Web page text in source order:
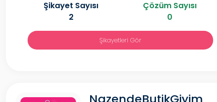
Şikayet Sayısı
2
Çözüm Sayısı
0
Şikayetleri Gör